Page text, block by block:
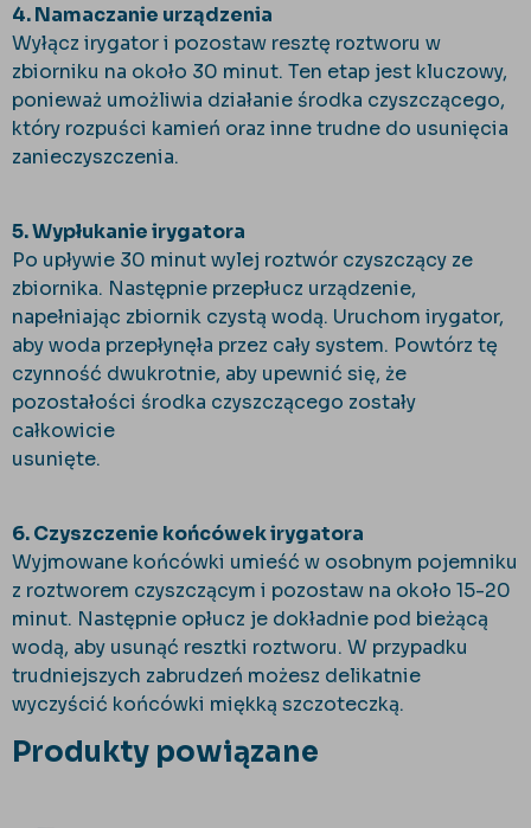
4. Namaczanie urządzenia
Wyłącz irygator i pozostaw resztę roztworu w
zbiorniku na około 30 minut. Ten etap jest kluczowy,
ponieważ umożliwia działanie środka czyszczącego,
który rozpuści kamień oraz inne trudne do usunięcia
zanieczyszczenia.
5. Wypłukanie irygatora
Po upływie 30 minut wylej roztwór czyszczący ze
zbiornika. Następnie przepłucz urządzenie,
napełniając zbiornik czystą wodą. Uruchom irygator,
aby woda przepłynęła przez cały system. Powtórz tę
czynność dwukrotnie, aby upewnić się, że
pozostałości środka czyszczącego zostały
całkowicie
usunięte.
6. Czyszczenie końcówek irygatora
Wyjmowane końcówki umieść w osobnym pojemniku
z roztworem czyszczącym i pozostaw na około 15-20
minut. Następnie opłucz je dokładnie pod bieżącą
wodą, aby usunąć resztki roztworu. W przypadku
trudniejszych zabrudzeń możesz delikatnie
wyczyścić końcówki miękką szczoteczką.
Produkty powiązane